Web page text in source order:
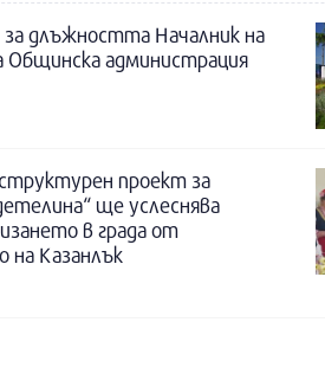
за длъжността Началник на
Общинска администрация
проект за
ще услеснява
в града от
на Казанлък